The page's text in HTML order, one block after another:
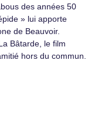
des années 50
» lui apporte
de Beauvoir.
Bâtarde, le film
hors du commun.